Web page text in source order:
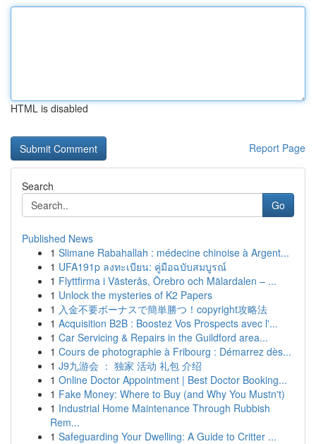
HTML is disabled
Report Page
Search
Go
Published News
1 Slimane Rabahallah : médecine chinoise à Argent...
1 UFA191p ลงทะเบียน: คู่มือฉบับสมบูรณ์
1 Flyttfirma i Västerås, Örebro och Mälardalen – ...
1 Unlock the mysteries of K2 Papers
1 入金不要ボーナスで簡単勝つ！copyright攻略法
1 Acquisition B2B : Boostez Vos Prospects avec l'...
1 Car Servicing & Repairs in the Guildford area...
1 Cours de photographie à Fribourg : Démarrez dès...
1 J9九游会 ： 独家 活动 礼包 介绍
1 Online Doctor Appointment | Best Doctor Booking...
1 Fake Money: Where to Buy (and Why You Mustn't)
1 Industrial Home Maintenance Through Rubbish
Rem...
1 Safeguarding Your Dwelling: A Guide to Critter ...